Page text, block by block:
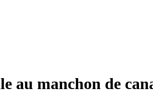
au manchon de